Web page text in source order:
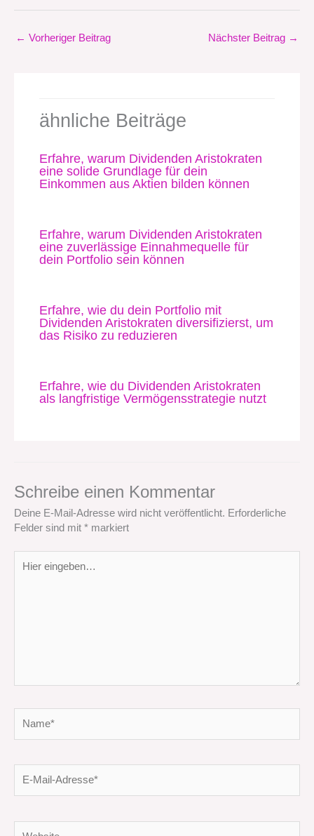
← Vorheriger Beitrag Nächster Beitrag →
ähnliche Beiträge
Erfahre, warum Dividenden Aristokraten
eine solide Grundlage für dein
Einkommen aus Aktien bilden können
Erfahre, warum Dividenden Aristokraten
eine zuverlässige Einnahmequelle für
dein Portfolio sein können
Erfahre, wie du dein Portfolio mit
Dividenden Aristokraten diversifizierst, um
das Risiko zu reduzieren
Erfahre, wie du Dividenden Aristokraten
als langfristige Vermögensstrategie nutzt
Schreibe einen Kommentar
Deine E-Mail-Adresse wird nicht veröffentlicht. Erforderliche
Felder sind mit * markiert
eingeben…
Mail-